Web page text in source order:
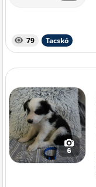
79 Tacskó
6